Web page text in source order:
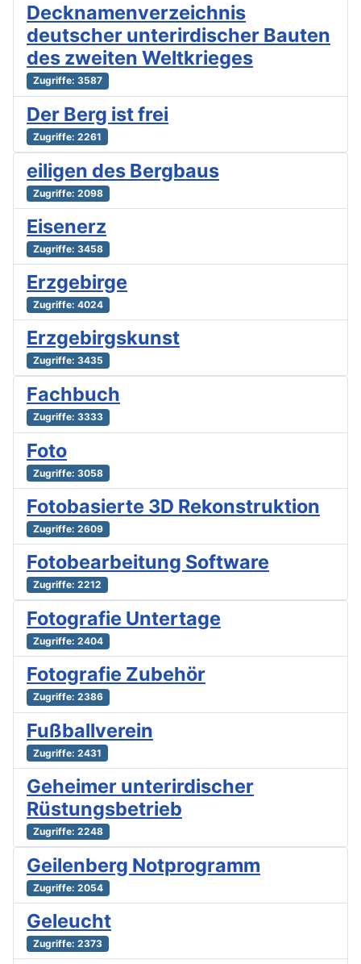
Decknamenverzeichnis
deutscher unterirdischer Bauten
des zweiten Weltkrieges
Zugriffe: 3587
Der Berg ist frei
Zugriffe: 2261
eiligen des Bergbaus
Zugriffe: 2098
Eisenerz
Zugriffe: 3458
Erzgebirge
Zugriffe: 4024
Erzgebirgskunst
Zugriffe: 3435
Fachbuch
Zugriffe: 3333
Foto
Zugriffe: 3058
Fotobasierte 3D Rekonstruktion
Zugriffe: 2609
Fotobearbeitung Software
Zugriffe: 2212
Fotografie Untertage
Zugriffe: 2404
Fotografie Zubehör
Zugriffe: 2386
Fußballverein
Zugriffe: 2431
Geheimer unterirdischer
Rüstungsbetrieb
Zugriffe: 2248
Geilenberg Notprogramm
Zugriffe: 2054
Geleucht
Zugriffe: 2373